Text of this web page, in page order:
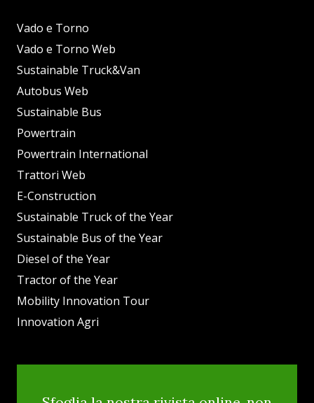
Vado e Torno
Vado e Torno Web
Sustainable Truck&Van
Autobus Web
Sustainable Bus
Powertrain
Powertrain International
Trattori Web
E-Construction
Sustainable Truck of the Year
Sustainable Bus of the Year
Diesel of the Year
Tractor of the Year
Mobility Innovation Tour
Innovation Agri